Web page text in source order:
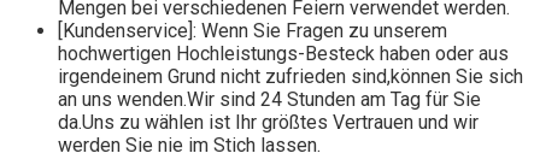
Mengen bei verschiedenen Feiern verwendet werden.
[Kundenservice]: Wenn Sie Fragen zu unserem
hochwertigen Hochleistungs-Besteck haben oder aus
irgendeinem Grund nicht zufrieden sind,können Sie sich
an uns wenden.Wir sind 24 Stunden am Tag für Sie
da.Uns zu wählen ist Ihr größtes Vertrauen und wir
werden Sie nie im Stich lassen.